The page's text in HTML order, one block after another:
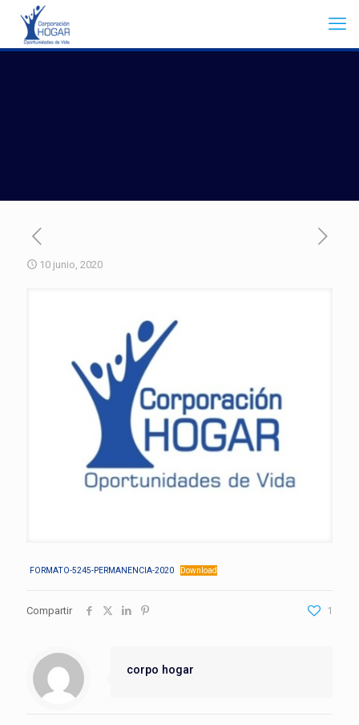
10 junio, 2020
FORMATO-5245-PERMANENCIA-2020 Download
Compartir 1
corpo hogar